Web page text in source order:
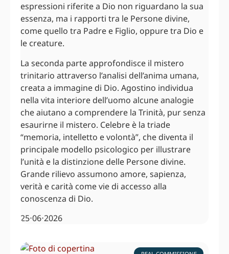
espressioni riferite a Dio non riguardano la sua
essenza, ma i rapporti tra le Persone divine,
come quello tra Padre e Figlio, oppure tra Dio e
le creature.
La seconda parte approfondisce il mistero
trinitario attraverso l’analisi dell’anima umana,
creata a immagine di Dio. Agostino individua
nella vita interiore dell’uomo alcune analogie
che aiutano a comprendere la Trinità, pur senza
esaurirne il mistero. Celebre è la triade
“memoria, intelletto e volontà”, che diventa il
principale modello psicologico per illustrare
l’unità e la distinzione delle Persone divine.
Grande rilievo assumono amore, sapienza,
verità e carità come vie di accesso alla
conoscenza di Dio.
25⋅06⋅2026